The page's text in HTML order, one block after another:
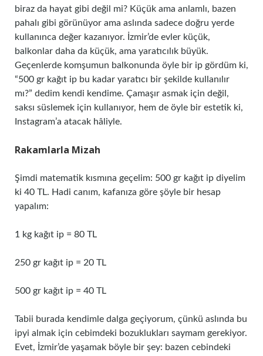
biraz da hayat gibi değil mi? Küçük ama anlamlı, bazen
pahalı gibi görünüyor ama aslında sadece doğru yerde
kullanınca değer kazanıyor. İzmir’de evler küçük,
balkonlar daha da küçük, ama yaratıcılık büyük.
Geçenlerde komşumun balkonunda öyle bir ip gördüm ki,
“500 gr kağıt ip bu kadar yaratıcı bir şekilde kullanılır
mı?” dedim kendi kendime. Çamaşır asmak için değil,
saksı süslemek için kullanıyor, hem de öyle bir estetik ki,
Instagram’a atacak hâliyle.
Rakamlarla Mizah
Şimdi matematik kısmına geçelim: 500 gr kağıt ip diyelim
ki 40 TL. Hadi canım, kafanıza göre şöyle bir hesap
yapalım:
1 kg kağıt ip = 80 TL
250 gr kağıt ip = 20 TL
500 gr kağıt ip = 40 TL
Tabii burada kendimle dalga geçiyorum, çünkü aslında bu
ipyi almak için cebimdeki bozuklukları saymam gerekiyor.
Evet, İzmir’de yaşamak böyle bir şey: bazen cebindeki